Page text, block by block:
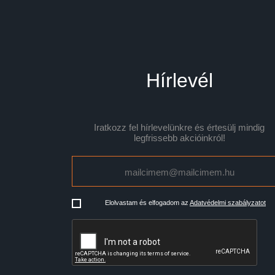
Hírlevél
Iratkozz fel hírlevelünkre és értesülj mindig
legfrissebb akcióinkról!
Elolvastam és elfogadom az Adatvédelmi szabályzatot